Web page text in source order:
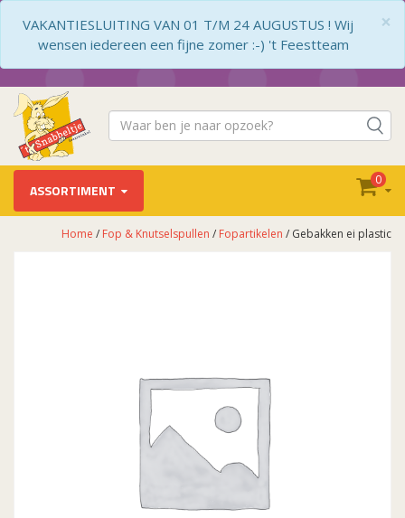
×
VAKANTIESLUITING VAN 01 T/M 24 AUGUSTUS ! Wij
wensen iedereen een fijne zomer :-) 't Feestteam
ASSORTIMENT
0
Home / Fop & Knutselspullen / Fopartikelen / Gebakken ei plastic